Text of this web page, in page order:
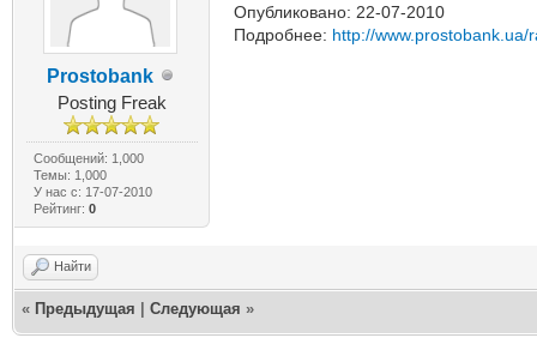
Prostobank
Posting Freak
Сообщений: 1,000
Темы: 1,000
У нас с: 17-07-2010
Рейтинг: 0
Опубликовано: 22-07-2010
Подробнее: http://
Найти
« Предыдущая Следующая »